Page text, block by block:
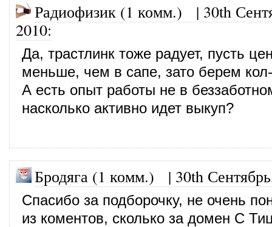
Радиофизик (1 комм.) | 30th
2010:
Да, трастлинк тоже радует, пусть
меньше, чем в сапе, зато берем
А есть опыт работы не в
насколько активно идет выкуп?
Бродяга (1 комм.) | 30th
Спасибо за подборочку, не очень
из коментов, сколько за домен С